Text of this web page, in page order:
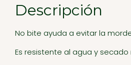
Descripción
No bite ayuda a evitar la
Es resistente al agua y secado